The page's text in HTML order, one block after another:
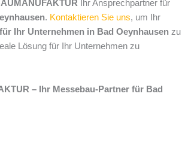
Ihr Ansprechpartner für
. Kontaktieren Sie uns, um Ihr
Ihr Unternehmen in Bad Oeynhausen zu
Lösung für Ihr Unternehmen zu
– Ihr Messebau-Partner für Bad